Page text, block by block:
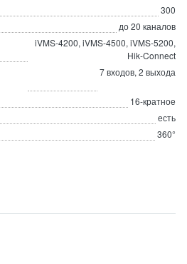
300
до 20 каналов
iVMS-4200, iVMS-4500, iVMS-5200,
Hik-Connect
7 входов, 2 выхода
16-кратное
есть
360°